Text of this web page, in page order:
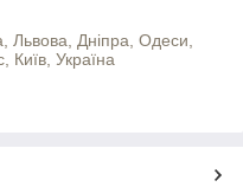
Львова, Дніпра, Одеси,
Київ, Україна